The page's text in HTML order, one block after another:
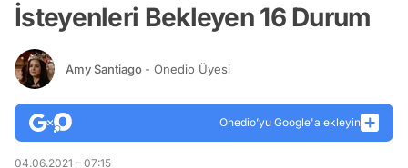
İsteyenleri Bekleyen 16 Durum
Amy Santiago - Onedio Üyesi
Onedio’yu Google'a ekleyin
04.06.2021 - 07:15